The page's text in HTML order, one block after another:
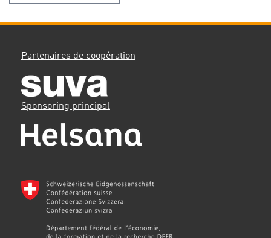
Partenaires de coopération
Sponsoring principal